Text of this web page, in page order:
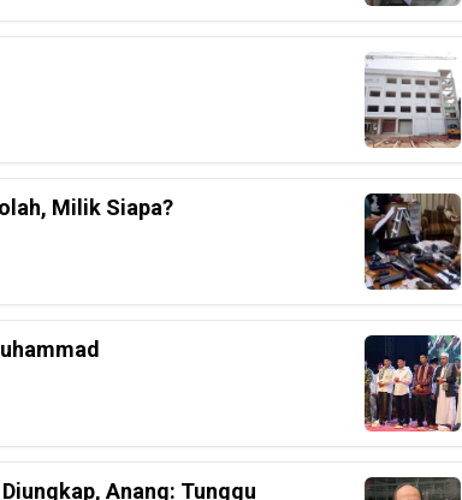
Milik Siapa?
Anang: Tunggu